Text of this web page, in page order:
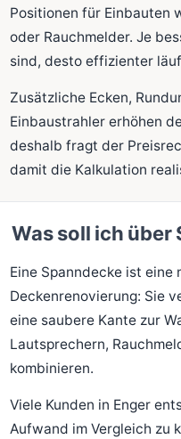
Positionen für Einbauten
oder Rauchmelder. Je
sind, desto effizienter
Zusätzliche Ecken,
Einbaustrahler erhöhen
deshalb fragt der
damit die Kalkulation
Was soll ich über
Eine Spanndecke ist eine
Deckenrenovierung: Sie
eine saubere Kante zur
Lautsprechern,
kombinieren.
Viele Kunden in Enger
Aufwand im Vergleich zu